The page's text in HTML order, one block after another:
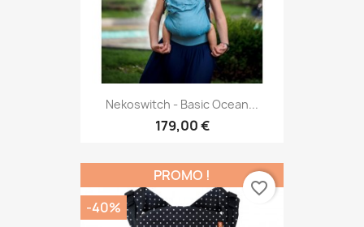
Nekoswitch - Basic Ocean...
179,00 €
PROMO !
-40%
favorite_border